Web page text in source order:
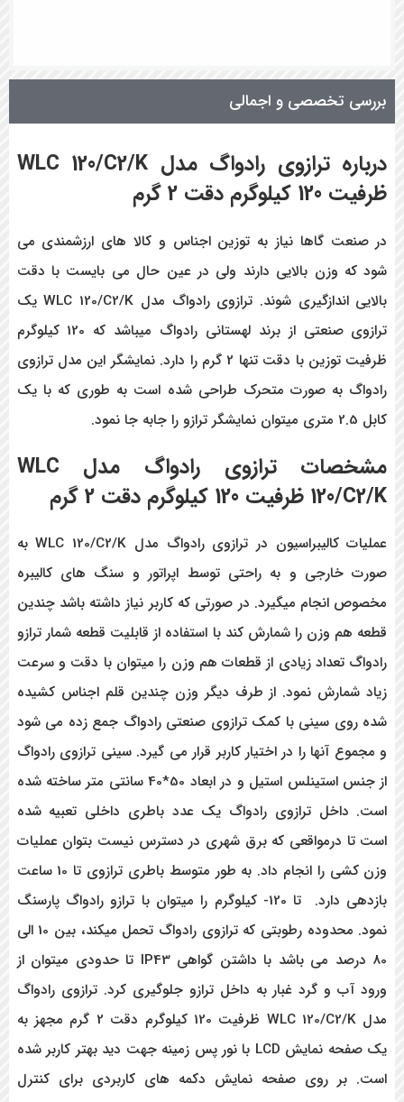
بررسی تخصصی و اجمالی
درباره ترازوی رادواگ مدل WLC 120/C2/K
ظرفیت 120 کیلوگرم دقت 2گرم
در صنعت گاها نیاز به توزین اجناس و کالا های ارزشمندی می
شود که وزن بالایی دارند ولی در عین حال می بایست با دقت
بالایی اندازگیری شوند. ترازوی رادواگ مدل WLC 120/C2/Kیک
ترازوی صنعتی از برند لهستانی رادواگ میباشد که 120 کیلوگرم
ظرفیت توزین با دقت تنها 2 گرم را دارد. نمایشگر این مدل ترازوی
رادواگ به صورت متحرک طراحی شده است به طوری که با یک
کابل 2.5 متری میتوان نمایشگر ترازو را جابه جا نمود.
مشخصات ترازوی رادواگ مدلWLC
120/C2/K ظرفیت 120 کیلوگرم دقت 2گرم
عملیات کالیبراسیون در ترازوی رادواگ مدل WLC 120/C2/Kبه
صورت خارجی و به راحتی توسط اپراتور و سنگ های کالیبره
مخصوص انجام میگیرد. در صورتی که کاربر نیاز داشته باشد چندین
قطعه هم وزن را شمارش کند با استفاده از قابلیت قطعه شمار ترازو
رادواگ تعداد زیادی از قطعات هم وزن را میتوان با دقت و سرعت
زیاد شمارش نمود. از طرف دیگر وزن چندین قلم اجناس کشیده
شده روی سینی با کمک ترازوی صنعتی رادواگ جمع زده می شود
و مجموع آنها را در اختیار کاربر قرار می گیرد. سینی ترازوی رادواگ
از جنس استینلس استیل و در ابعاد 50*40 سانتی متر ساخته شده
است. داخل ترازوی رادواگ یک عدد باطری داخلی تعبیه شده
است تا درمواقعی که برق شهری در دسترس نیست بتوان عملیات
وزن کشی را انجام داد. به طور متوسط باطری ترازوی تا 10 ساعت
بازدهی دارد. تا 120- کیلوگرم را میتوان با ترازو رادواگ پارسنگ
نمود. محدوده رطوبتی که ترازوی رادواگ تحمل میکند، بین 10 الی
80 درصد می باشد با داشتن گواهی IP43 تا حدودی میتوان از
ورود آب و گرد غبار به داخل ترازو جلوگیری کرد. ترازوی رادواگ
مدل WLC 120/C2/K ظرفیت 120 کیلوگرم دقت 2 گرم مجهز به
یک صفحه نمایش LCD با نور پس زمینه جهت دید بهتر کاربر شده
است. بر روی صفحه نمایش دکمه های کاربردی برای کنترل